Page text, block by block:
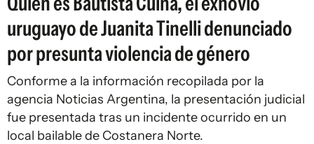
uruguayo de Juanita Tinelli denunciado
por presunta violencia de género
Conforme a la información recopilada por la
agencia Noticias Argentina, la presentación judicial
fue presentada tras un incidente ocurrido en un
local bailable de Costanera Norte.